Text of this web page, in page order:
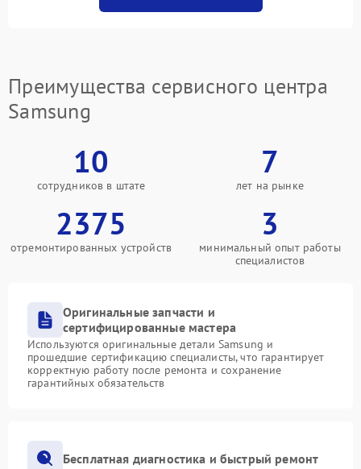
Преимущества сервисного центра
Samsung
10
сотрудников в штате
7
лет на рынке
2375
отремонтированных устройств
3
минимальный опыт работы
специалистов
Оригинальные запчасти и
сертифицированные мастера
Используются оригинальные детали Samsung и
прошедшие сертификацию специалисты, что гарантирует
корректную работу после ремонта и сохранение
гарантийных обязательств
Бесплатная диагностика и быстрый ремонт